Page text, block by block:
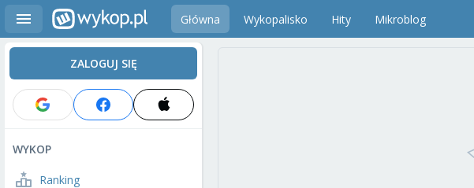
Główna Wykopalisko Hity Mikroblog
ZALOGUJ SIĘ
WYKOP
Ranking